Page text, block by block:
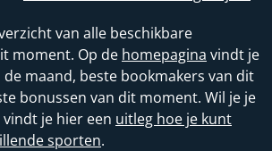
van alle beschikbare
moment. Op de homepagina vindt je
maand, beste bookmakers van dit
bonussen van dit moment. Wil je je
je hier een uitleg hoe je kunt
sporten.